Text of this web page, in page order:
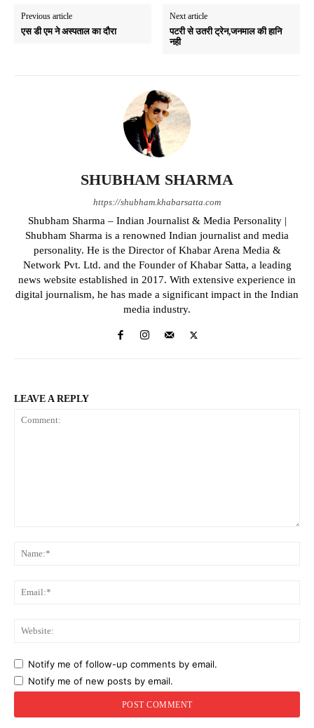
Previous article
एस डी एम ने अस्पताल का दौरा
Next article
पटरी से उतरी ट्रेन,जनमाल की हानि
नही
SHUBHAM SHARMA
https://shubham.khabarsatta.com
Shubham Sharma – Indian Journalist & Media Personality |
Shubham Sharma is a renowned Indian journalist and media
personality. He is the Director of Khabar Arena Media &
Network Pvt. Ltd. and the Founder of Khabar Satta, a leading
news website established in 2017. With extensive experience in
digital journalism, he has made a significant impact in the Indian
media industry.
LEAVE A REPLY
Notify me of follow-up comments by email.
Notify me of new posts by email.